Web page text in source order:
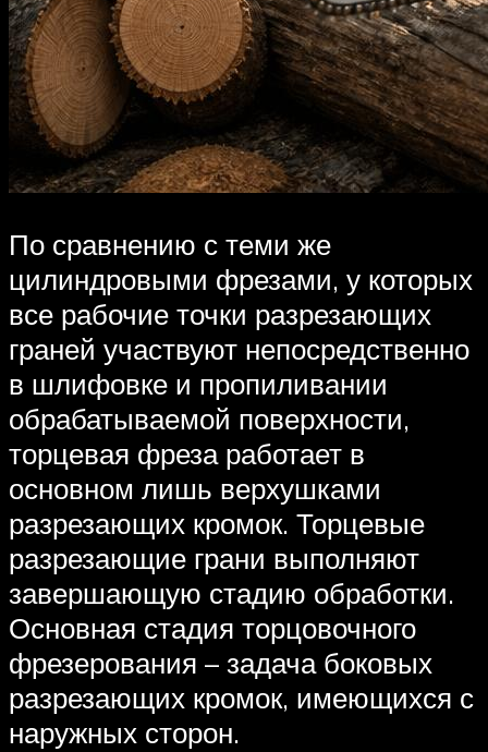
По сравнению с теми же
цилиндровыми фрезами, у которых
все рабочие точки разрезающих
граней участвуют непосредственно
в шлифовке и пропиливании
обрабатываемой поверхности,
торцевая фреза работает в
основном лишь верхушками
разрезающих кромок. Торцевые
разрезающие грани выполняют
завершающую стадию обработки.
Основная стадия торцовочного
фрезерования – задача боковых
разрезающих кромок, имеющихся с
наружных сторон.